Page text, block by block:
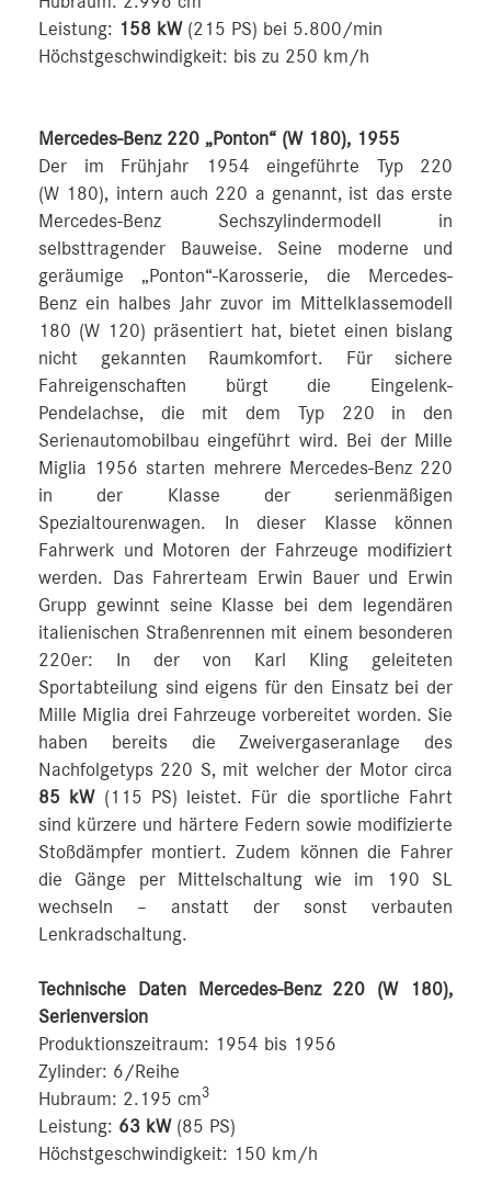
Leistung: 158 kW(215 PS) bei 5.800/min
Höchstgeschwindigkeit: bis zu 250 km/h
Mercedes-Benz 220 „Ponton“ (W 180), 1955
Der im Frühjahr 1954 eingeführte Typ 220
(W 180), intern auch 220 a genannt, ist das erste
Mercedes-Benz Sechszylindermodell in
selbsttragender Bauweise. Seine moderne und
geräumige „Ponton“-Karosserie, die Mercedes-
Benz ein halbes Jahr zuvor im Mittelklassemodell
180 (W 120) präsentiert hat, bietet einen bislang
nicht gekannten Raumkomfort. Für sichere
Fahreigenschaften bürgt die Eingelenk-
Pendelachse, die mit dem Typ 220 in den
Serienautomobilbau eingeführt wird. Bei der Mille
Miglia 1956 starten mehrere Mercedes-Benz 220
in der Klasse der serienmäßigen
Spezialtourenwagen. In dieser Klasse können
Fahrwerk und Motoren der Fahrzeuge modifiziert
werden. Das Fahrerteam Erwin Bauer und Erwin
Grupp gewinnt seine Klasse bei dem legendären
italienischen Straßenrennen mit einem besonderen
220er: In der von Karl Kling geleiteten
Sportabteilung sind eigens für den Einsatz bei der
Mille Miglia drei Fahrzeuge vorbereitet worden. Sie
haben bereits die Zweivergaseranlage des
Nachfolgetyps 220 S, mit welcher der Motor circa
85 kW(115 PS) leistet. Für die sportliche Fahrt
sind kürzere und härtere Federn sowie modifizierte
Stoßdämpfer montiert. Zudem können die Fahrer
die Gänge per Mittelschaltung wie im 190 SL
wechseln – anstatt der sonst verbauten
Lenkradschaltung.
Technische Daten Mercedes-Benz 220 (W 180),
Serienversion
Produktionszeitraum: 1954 bis 1956
Zylinder: 6/Reihe
Hubraum: 2.195 cm3
Leistung: 63 kW(85 PS)
Höchstgeschwindigkeit: 150 km/h